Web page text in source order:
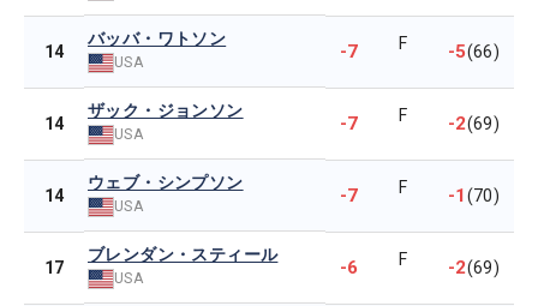
14
バッバ・ワトソン
USA -7 F -5(66)
14
ザック・ジョンソン
USA -7 F -2(69)
14
ウェブ・シンプソン
USA -7 F -1(70)
17
ブレンダン・スティール
USA -6 F -2(69)